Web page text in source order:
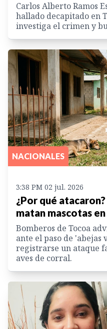
Carlos Alberto Ramos
hallado decapitado en
investiga el crimen y
NACIONALES
3:38 PM 02 jul. 2026
¿Por qué
matan mascotas
Bomberos de Tocoa
ante el paso de 'abejas
registrarse un ataque
aves de corral.